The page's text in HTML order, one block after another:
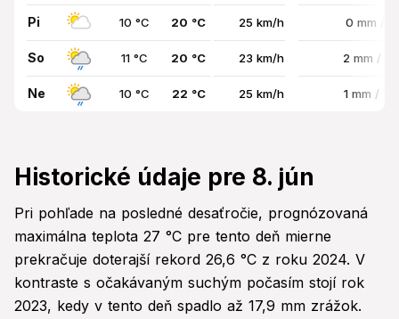
Pi 10 °C 20 °C 25 km/h 0 mm /
So 11 °C 20 °C 23 km/h 2 mm /
Ne 10 °C 22 °C 25 km/h 1 mm /
Historické údaje pre 8. jún
Pri pohľade na posledné desaťročie, prognózovaná
maximálna teplota 27 °C pre tento deň mierne
prekračuje doterajší rekord 26,6 °C z roku 2024. V
kontraste s očakávaným suchým počasím stojí rok
2023, kedy v tento deň spadlo až 17,9 mm zrážok.